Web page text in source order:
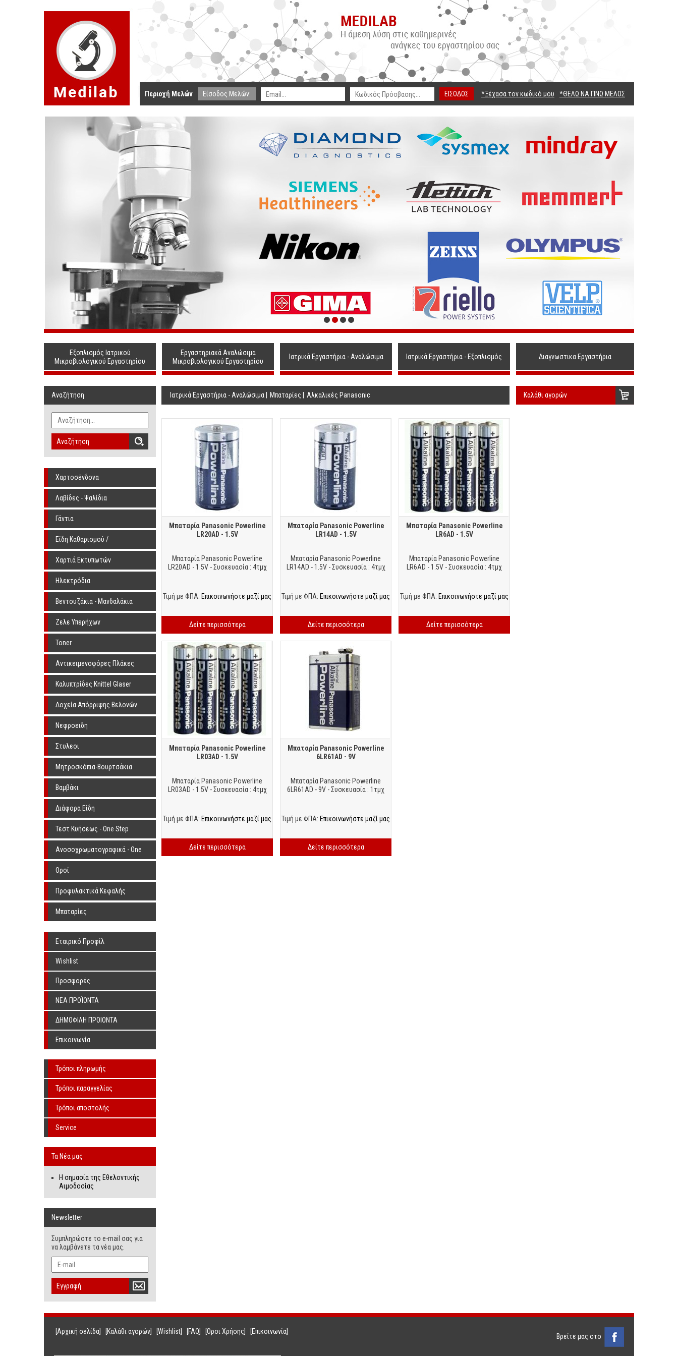
Περιοχή Μελών Είσοδος Μελών: ΕΙΣΟΔΟΣ *Ξέχασα τον κωδικό μου *ΘΕΛΩ ΝΑ ΓΙΝΩ ΜΕΛΟΣ
Εξοπλισμός Ιατρικού
Μικροβιολογικού Εργαστηρίου
Εργαστηριακά Αναλώσιμα
Μικροβιολογικού Εργαστηρίου
Ιατρικά Εργαστήρια - Αναλώσιμα Ιατρικά Εργαστήρια - Εξοπλισμός Διαγνωστικα Εργαστήρια
Ιατρικά Εργαστήρια - Αναλώσιμα Μπαταρίες Αλκαλικές Panasonic
Μπαταρία Panasonic Powerline
LR20AD - 1.5V
Μπαταρία Panasonic Powerline
LR20AD - 1.5V - Συσκευασία : 4τμχ
Τιμή με ΦΠΑ: Επικοινωνήστε μαζί μας
Δείτε περισσότερα
Μπαταρία Panasonic Powerline
LR14AD - 1.5V
Μπαταρία Panasonic Powerline
LR14AD - 1.5V - Συσκευασία : 4τμχ
Τιμή με ΦΠΑ: Επικοινωνήστε μαζί μας
Δείτε περισσότερα
Μπαταρία Panasonic Powerline
LR6AD - 1.5V
Μπαταρία Panasonic Powerline
LR6AD - 1.5V - Συσκευασία : 4τμχ
Τιμή με ΦΠΑ: Επικοινωνήστε μαζί μας
Δείτε περισσότερα
Μπαταρία Panasonic Powerline
LR03AD - 1.5V
Μπαταρία Panasonic Powerline
LR03AD - 1.5V - Συσκευασία : 4τμχ
Τιμή με ΦΠΑ: Επικοινωνήστε μαζί μας
Δείτε περισσότερα
Μπαταρία Panasonic Powerline
6LR61AD - 9V
Μπαταρία Panasonic Powerline
6LR61AD - 9V - Συσκευασία : 1τμχ
Τιμή με ΦΠΑ: Επικοινωνήστε μαζί μας
Δείτε περισσότερα
Καλάθι αγορών
Αναζήτηση
Αναζήτηση
Χαρτοσένδονα
Λαβίδες - Ψαλίδια
Γάντια
Είδη Καθαρισμού /
Αποστείρωσης
Χαρτιά Εκτυπωτών
Ηλεκτρόδια
Βεντουζάκια - Μανδαλάκια
Ζελε Υπερήχων
Toner
Αντικειμενοφόρες Πλάκες
Knittel Glaser
Καλυπτρίδες Knittel Glaser
Δοχεία Απόρριψης Βελονών
Νεφροειδη
Στυλεοι
Μητροσκόπια-Βουρτσάκια
Βαμβάκι
Διάφορα Είδη
Τεστ Κυήσεως - One Step
Ανοσοχρωματογραφικά - One
Step
Οροί
Προφυλακτικά Κεφαλής
Υπερήχων Χωρίς Λιπαντικό
Μπαταρίες
Εταιρικό Προφίλ
Wishlist
Προσφορές
ΝΕΑ ΠΡΟΪΟΝΤΑ
ΔΗΜΟΦΙΛΗ ΠΡΟΙΟΝΤΑ
Επικοινωνία
Τρόποι πληρωμής
Τρόποι παραγγελίας
Τρόποι αποστολής
Service
Τα Νέα μας
Η σημασία της Εθελοντικής
Αιμοδοσίας
Newsletter
Συμπληρώστε το e-mail σας για
να λαμβάνετε τα νέα μας.
Εγγραφή
[Αρχική σελίδα] [Καλάθι αγορών] [Wishlist] [FAQ] [Όροι Χρήσης] [Επικοινωνία]
Βρείτε μας στο